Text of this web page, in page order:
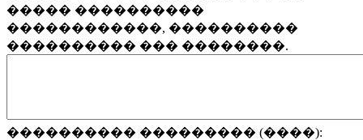
����� ����������
������������, ����������
���������� ��� ��������.
���������� ��������� (����):